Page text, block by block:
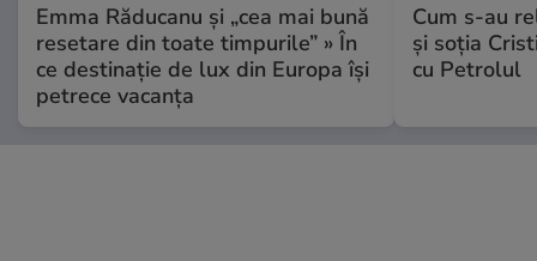
Emma Răducanu și „cea mai bună
resetare din toate timpurile” » În
ce destinație de lux din Europa își
petrece vacanța
Cum s-au
și soția
cu Petrolul